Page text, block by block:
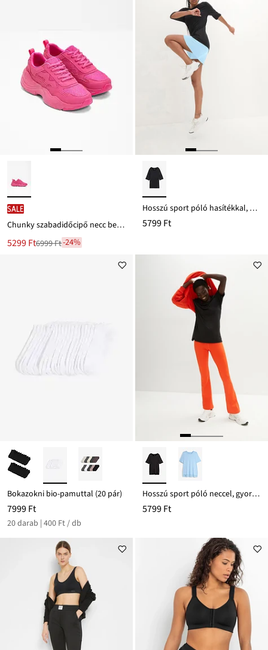
SALE
Chunky szabadidőcipő necc betéttel
Új
5299 Ft
Leárazva6999 Ft-24%
Hosszú sport póló hasítékkal, gyorsan szárad
5799 Ft
Bokazokni bio-pamuttal (20 pár)
7999 Ft
20 darab | 400 Ft / db
Hosszú sport póló neccel, gyorsan szárad
5799 Ft